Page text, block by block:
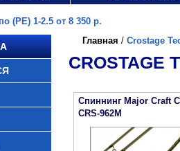
(РЕ) 1-2.5 от 8 350 р.
Главная / Crostage
CROSTAGE
Спиннинг Major Craft
CRS-962M